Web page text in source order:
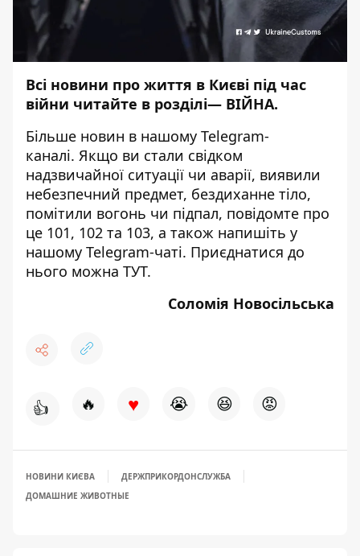
Всі новини про життя в Києві під час
війни читайте в розділі— ВІЙНА.
Більше новин в нашому Telegram-
каналі. Якщо ви стали свідком
надзвичайної ситуації чи аварії, виявили
небезпечний предмет, бездиханне тіло,
помітили вогонь чи підпал, повідомте про
це 101, 102 та 103, а також напишіть у
нашому Telegram-чаті. Приєднатися до
нього можна ТУТ.
Соломія Новосільська
👍 🔥 ♥ 😭 😆 😡
НОВИНИ КИЄВА
ДЕРЖПРИКОРДОНСЛУЖБА
ДОМАШНИЕ ЖИВОТНЫЕ